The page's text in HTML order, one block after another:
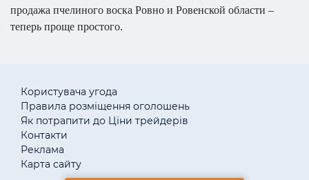
продажа пчелиного воска Ровно и Ровенской области –
теперь проще простого.
Користувача угода
Правила розміщення оголошень
Як потрапити до Ціни трейдерів
Контакти
Реклама
Карта сайту